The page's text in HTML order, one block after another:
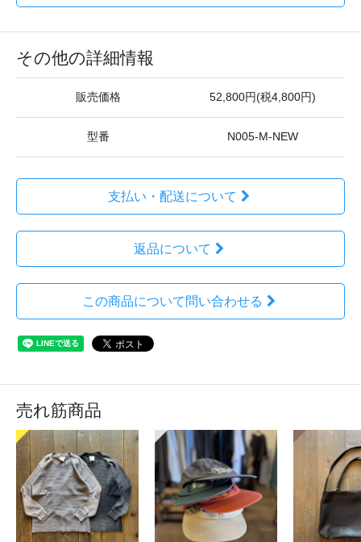
その他の詳細情報
販売価格 52,800円(税4,800円)
型番 N005-M-NEW
支払い・配送について
返品について
この商品について問い合わせる
売れ筋商品